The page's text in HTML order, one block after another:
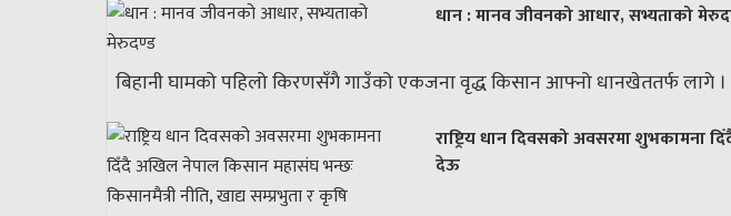
धान : मानव जीवनको आधार, सभ्यताको
बिहानी घामको पहिलो किरणसँगै गाउँको एकजना वृद्ध किसान आफ्नो धानखेततर्फ लागे
राष्ट्रिय धान दिवसको अवसरमा शुभकामना
देऊ